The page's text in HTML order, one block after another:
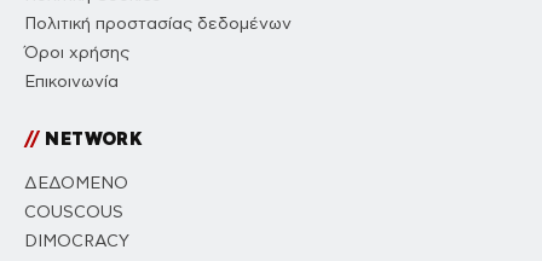
Πολιτική προστασίας δεδομένων
Όροι χρήσης
Επικοινωνία
//NETWORK
ΔΕΔΟΜΕΝΟ
COUSCOUS
DIMOCRACY